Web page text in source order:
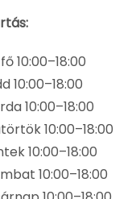
10:00–18:00
10:00–18:00
10:00–18:00
10:00–18:00
10:00–18:00
10:00–18:00